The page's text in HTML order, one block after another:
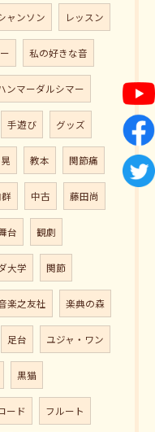
ャンソン レッスン
私の好きな音
ンマーダルシマー
手遊び グッズ
教本 関節痛
中古 藤田尚
台 観劇
大学 関節
楽之友社 楽典の森
足台 ユジャ・ワン
黒猫
ード フルート